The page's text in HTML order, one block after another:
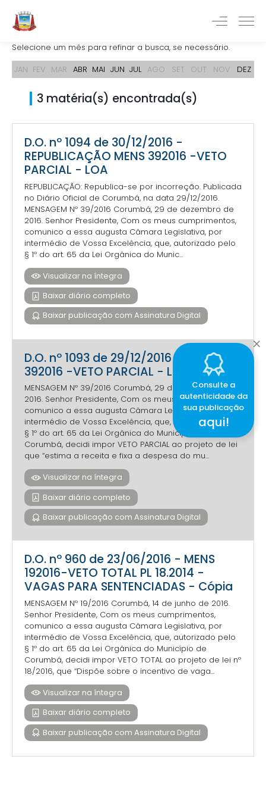
Selecione um mês para refinar a busca, se necessário.
JAN FEV MAR ABR MAI JUN JUL AGO SET OUT NOV DEZ
3 matéria(s) encontrada(s)
D.O. nº 1094 de 30/12/2016 -
REPUBLICAÇÃO MENS 392016 -VETO
PARCIAL - LOA
REPUBLICAÇÃO: Republica-se por incorreção. Publicada
no Diário Oficial de Corumbá, na data 29/12/2016.
MENSAGEM Nº 39/2016 Corumbá, 29 de dezembro de
2016. Senhor Presidente, Com os meus cumprimentos,
comunico a essa augusta Câmara Legislativa, por
intermédio de Vossa Excelência, que, autorizado pelo
§ 1º do art. 65 da Lei Orgânica do Munic...
Visualizar na íntegra
Baixar diário completo
Baixar publicação com Assinatura Digital
D.O. nº 1093 de 29/12/2016 - MENS
392016 -VETO PARCIAL - LOA
MENSAGEM Nº 39/2016 Corumbá, 29 de dezembro de
2016. Senhor Presidente, Com os meus cumprimentos,
comunico a essa augusta Câmara Legislativa, por
intermédio de Vossa Excelência, que, autorizado pelo
§ 1º do art. 65 da Lei Orgânica do Município de
Corumbá, decidi impor VETO PARCIAL ao projeto de lei
que “estima a receita e fixa a despesa do mu...
Visualizar na íntegra
Baixar diário completo
Baixar publicação com Assinatura Digital
D.O. nº 960 de 23/06/2016 - MENS
192016-VETO TOTAL PL 18.2014 -
VAGAS PARA SENTENCIADAS - Cópia
MENSAGEM Nº 19/2016 Corumbá, 14 de junho de 2016.
Senhor Presidente, Com os meus cumprimentos,
comunico a essa augusta Câmara Legislativa, por
intermédio de Vossa Excelência, que, autorizado pelo
§ 1º do art. 65 da Lei Orgânica do Município de
Corumbá, decidi impor VETO TOTAL ao projeto de lei nº
18/2016, que “Dispõe sobre o incentivo de vaga...
Visualizar na íntegra
Baixar diário completo
Baixar publicação com Assinatura Digital
Consulte a
autenticidade da
sua publicação
aqui!